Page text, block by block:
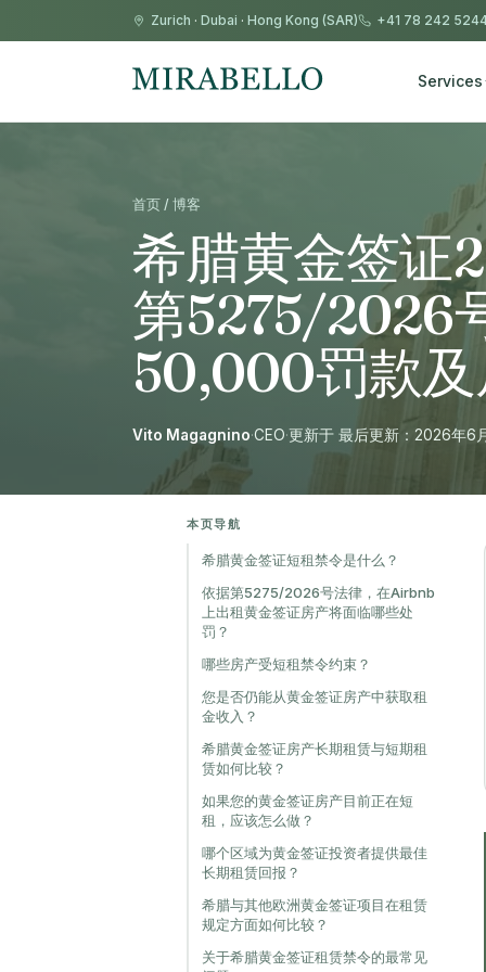
Zurich · Dubai · Hong Kong (SAR) +41 78 242
Services
首页 / 博客
希腊黄金签证
第5275/2026
50,000罚款
Vito Magagnino·CEO·更新于 最后更新：2026年6
本页导航
希腊黄金签证短租禁令是什么？
依据第5275/2026号法律，在Airbnb
上出租黄金签证房产将面临哪些处
罚？
哪些房产受短租禁令约束？
您是否仍能从黄金签证房产中获取租
金收入？
希腊黄金签证房产长期租赁与短期租
赁如何比较？
如果您的黄金签证房产目前正在短
租，应该怎么做？
哪个区域为黄金签证投资者提供最佳
长期租赁回报？
希腊与其他欧洲黄金签证项目在租赁
规定方面如何比较？
关于希腊黄金签证租赁禁令的最常见